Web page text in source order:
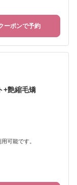
ーポンで予約
+艶縮毛矯
可能です。